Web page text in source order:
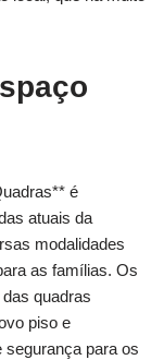
é
atuais da
modalidades
as famílias. Os
quadras
piso e
segurança para os